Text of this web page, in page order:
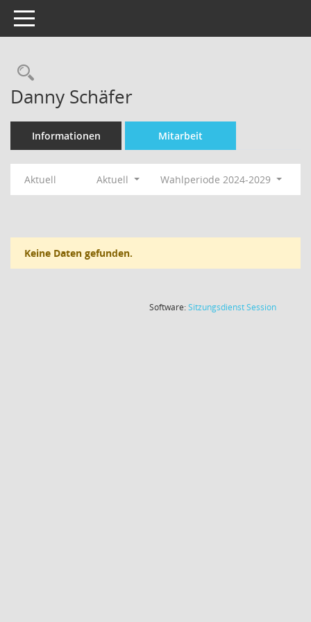
Toggle navigation
Rechercheauswahl
Danny Schäfer
Informationen Mitarbeit
Aktuell Aktuell Wahlperiode 2024-2029
Keine Daten gefunden.
Software:SitzungsdienstSession(Wird in